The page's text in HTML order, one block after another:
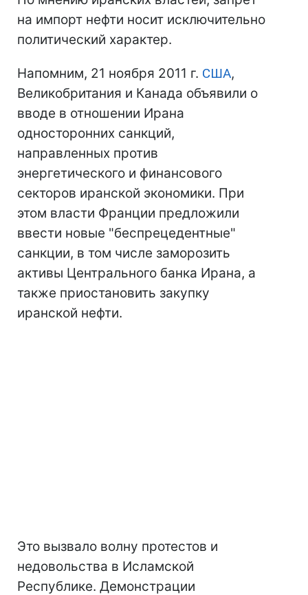
на импорт нефти носит исключительно
политический характер.
Напомним, 21 ноября 2011 г. США,
Великобритания и Канада объявили о
вводе в отношении Ирана
односторонних санкций,
направленных против
энергетического и финансового
секторов иранской экономики. При
этом власти Франции предложили
ввести новые "беспрецедентные"
санкции, в том числе заморозить
активы Центрального банка Ирана, а
также приостановить закупку
иранской нефти.
Это вызвало волну протестов и
недовольства в Исламской
Республике. Демонстрации